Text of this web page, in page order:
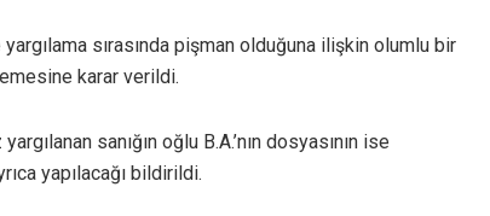
sırasında pişman olduğuna ilişkin olumlu bir
karar verildi.
sanığın oğlu B.A.’nın dosyasının ise
yapılacağı bildirildi.